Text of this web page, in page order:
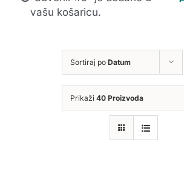
vašu košaricu.
Sortiraj po Datum
Prikaži 40 Proizvoda